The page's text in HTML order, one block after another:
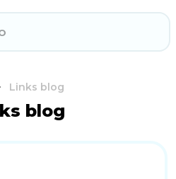
Links blog
blog